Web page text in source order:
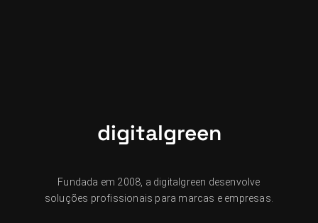
digitalgreen
Fundada em 2008, a digitalgreen desenvolve
soluções profissionais para marcas e empresas.